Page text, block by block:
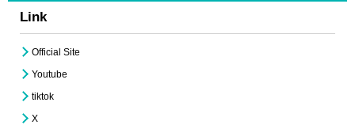
Link
Official Site
Youtube
tiktok
X